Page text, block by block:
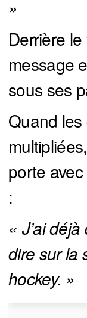
»
Derrière
message
sous ses
Quand
porte
:
« J’ai
dire sur la
hockey. »